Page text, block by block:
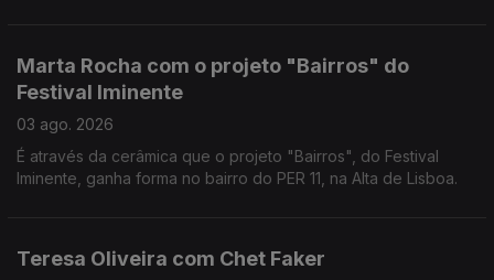
espreitar.
Marta Rocha com o projeto "Bairros" do
Festival Iminente
03 ago. 2026
É através da cerâmica que o projeto "Bairros", do Festival
Iminente, ganha forma no bairro do PER 11, na Alta de Lisboa.
Teresa Oliveira com Chet Faker